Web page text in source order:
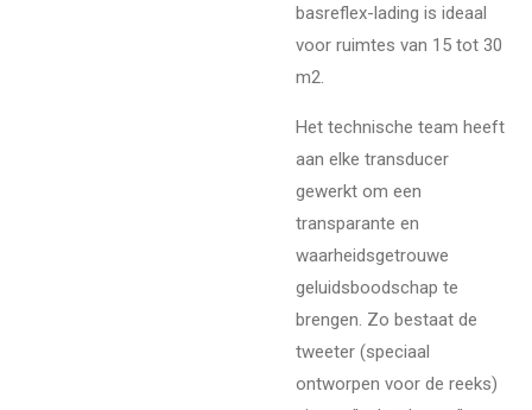
basreflex-lading is ideaal
voor ruimtes van 15 tot 30
m2.
Het technische team heeft
aan elke transducer
gewerkt om een ​​
transparante en
waarheidsgetrouwe
geluidsboodschap te
brengen. Zo bestaat de
tweeter (speciaal
ontworpen voor de reeks)